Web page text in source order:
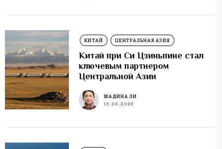
КИТАЙ ЦЕНТРАЛЬНАЯ АЗИЯ
Китай при Си Цзиньпине стал
ключевым партнером
Центральной Азии
МАДИНА ЛИ
13.06.2026